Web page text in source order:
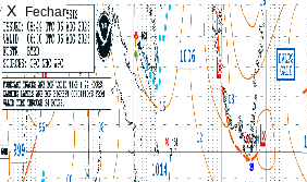
X Fechar